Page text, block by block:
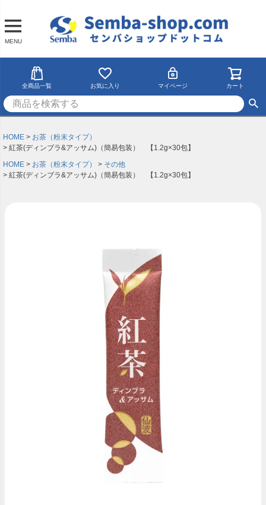
MENU
全商品一覧 お気に入り マイページ カート
HOME
お茶（粉末タイプ）
紅茶(ディンブラ&アッサム)（簡易包装） 【1.2g×30包】
HOME
お茶（粉末タイプ）
その他
紅茶(ディンブラ&アッサム)（簡易包装） 【1.2g×30包】